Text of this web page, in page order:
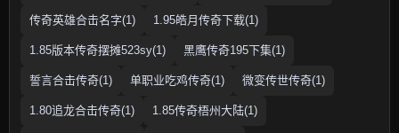
传奇英雄合击名字(1) 1.95皓月传奇下载(1)
1.85版本传奇摆摊523sy(1) 黑鹰传奇195下集(1)
誓言合击传奇(1) 单职业吃鸡传奇(1) 微变传世传奇(1)
1.80追龙合击传奇(1) 1.85传奇梧州大陆(1)